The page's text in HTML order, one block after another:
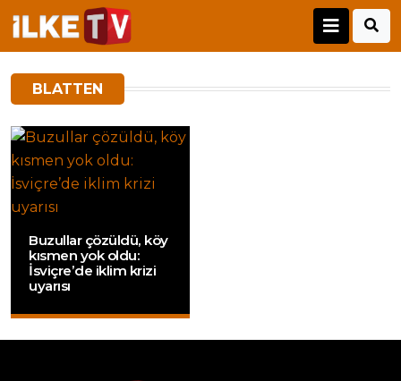
BLATTEN
Buzullar çözüldü, köy
kısmen yok oldu:
İsviçre’de iklim krizi
uyarısı